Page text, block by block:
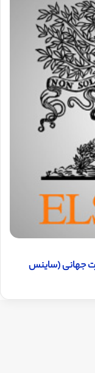
جهانی (ساینس